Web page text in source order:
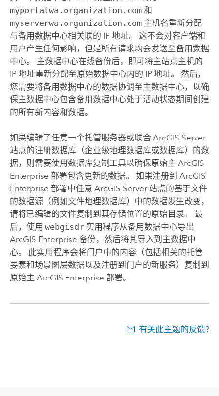
myportalwa.organization.com和
myserverwa.organization.com主机名重新分配
与备用数据中心相关联的 IP 地址。 这不会对客户端和
用户产生任何影响，但是所有请求均会发送至备用数据
中心。 主数据中心在线备份后，即可将主站点主机的
IP 地址重新分配至原始数据中心内的 IP 地址。 然后，
您需要将备用数据中心的数据协调至主数据中心，以确
保主数据中心包含备用数据中心处于活动状态期间创建
的所有新内容和数据。
如果编辑了任意一个托管服务器或联合 ArcGIS Server
站点的注册数据库（企业级地理数据库或数据库）的数
据，则需要使用数据库复制工具以确保原始主 ArcGIS
Enterprise 部署包含更新的数据。 如果注册到 ArcGIS
Enterprise 部署中任意 ArcGIS Server站点的基于文件
的数据源（例如文件地理数据库）中的数据发生改变，
请将已编辑的文件复制到其存储位置的原始目录。 最
后，使用 webgisdr实用程序从备用数据中心导出
ArcGIS Enterprise 备份，然后将其导入到主数据中
心。 此实用程序会将门户中的内容（包括相关的托管
要素和场景图层数据以及注册到门户的新服务）复制到
原始主 ArcGIS Enterprise 部署。
有关此主题的反馈?